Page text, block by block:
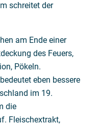
schreitet der
am Ende einer
des Feuers,
Pökeln.
eben bessere
im 19.
die
Fleischextrakt,